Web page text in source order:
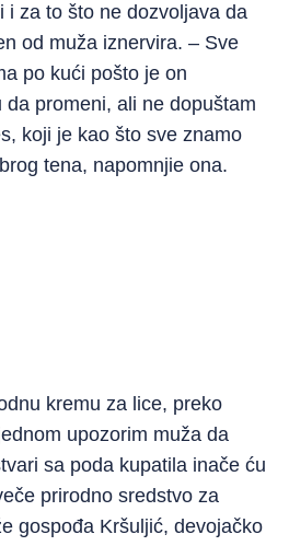
i za to što ne dozvoljava da
od muža iznervira. – Sve
po kući pošto je on
promeni, ali ne dopuštam
koji je kao što sve znamo
tena, napomnjie ona.
kremu za lice, preko
upozorim muža da
sa poda kupatila inače ću
prirodno sredstvo za
gospođa Kršuljić, devojačko